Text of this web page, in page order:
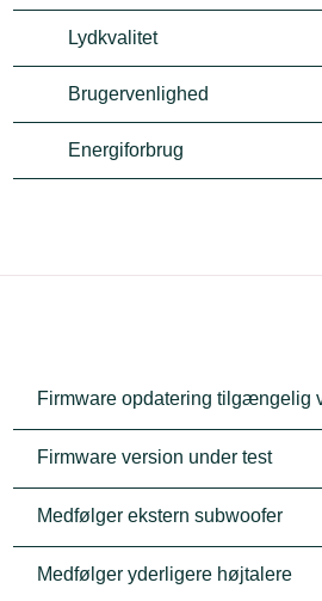
Lydkvalitet
Brugervenlighed
Energiforbrug
Firmware opdatering tilgængelig
Firmware version under test
Medfølger ekstern subwoofer
Medfølger yderligere højtalere